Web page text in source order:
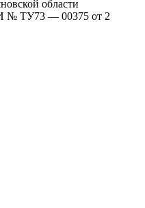
области
№ ТУ73 — 00375 от 2